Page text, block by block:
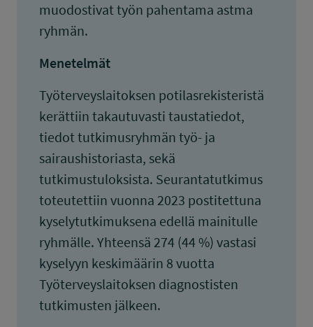
muodostivat työn pahentama astma
ryhmän.
Menetelmät
Työterveyslaitoksen potilasrekisteristä
kerättiin takautuvasti taustatiedot,
tiedot tutkimusryhmän työ- ja
sairaushistoriasta, sekä
tutkimustuloksista. Seurantatutkimus
toteutettiin vuonna 2023 postitettuna
kyselytutkimuksena edellä mainitulle
ryhmälle. Yhteensä 274 (44 %) vastasi
kyselyyn keskimäärin 8 vuotta
Työterveyslaitoksen diagnostisten
tutkimusten jälkeen.